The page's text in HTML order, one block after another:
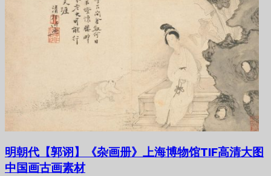
明朝代【郭诩】《杂画册》上海博物馆TIF高清大图
中国画古画素材